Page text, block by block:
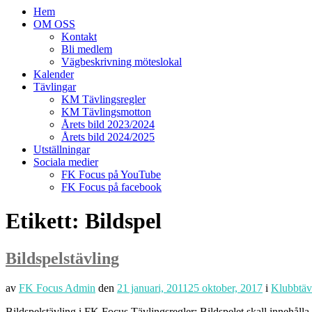
Hem
OM OSS
Kontakt
Bli medlem
Vägbeskrivning möteslokal
Kalender
Tävlingar
KM Tävlingsregler
KM Tävlingsmotton
Årets bild 2023/2024
Årets bild 2024/2025
Utställningar
Sociala medier
FK Focus på YouTube
FK Focus på facebook
Etikett: Bildspel
Bildspelstävling
av FK Focus Admin den 21 januari, 2011 25 oktober, 2017 i